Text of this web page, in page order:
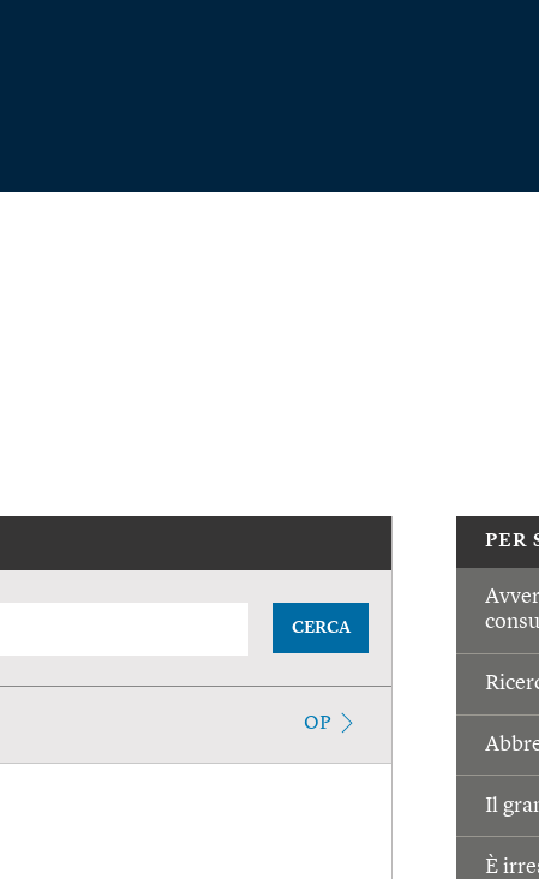
PER
Il
È
CERCA
OP